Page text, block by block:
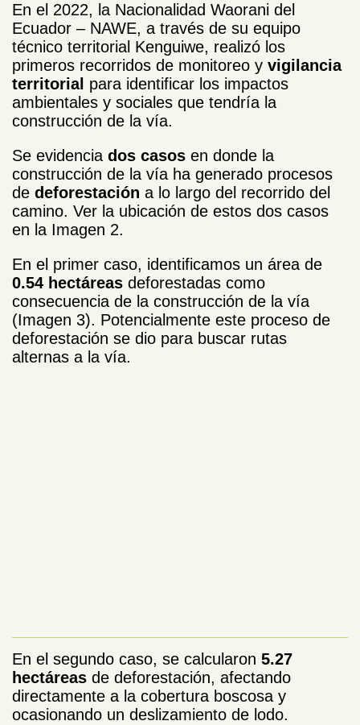
En el 2022, la Nacionalidad Waorani del
Ecuador – NAWE, a través de su equipo
técnico territorial Kenguiwe, realizó los
primeros recorridos de monitoreo y vigilancia
territorial para identificar los impactos
ambientales y sociales que tendría la
construcción de la vía.
Se evidencia dos casos en donde la
construcción de la vía ha generado procesos
de deforestación a lo largo del recorrido del
camino. Ver la ubicación de estos dos casos
en la Imagen 2.
En el primer caso, identificamos un área de
0.54 hectáreas deforestadas como
consecuencia de la construcción de la vía
(Imagen 3). Potencialmente este proceso de
deforestación se dio para buscar rutas
alternas a la vía.
En el segundo caso, se calcularon 5.27
hectáreas de deforestación, afectando
directamente a la cobertura boscosa y
ocasionando un deslizamiento de lodo.